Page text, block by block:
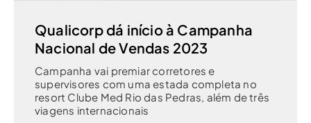
Qualicorp dá início à Campanha
Nacional de Vendas 2023
Campanha vai premiar corretores e
supervisores com uma estada completa no
resort Clube Med Rio das Pedras, além de três
viagens internacionais